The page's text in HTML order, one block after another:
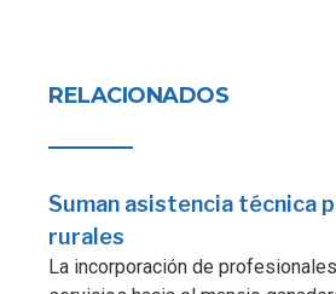
RELACIONADOS
Suman asistencia técnica
rurales
La incorporación de